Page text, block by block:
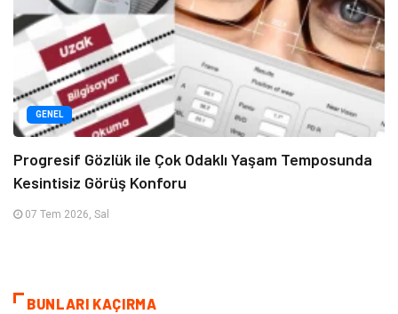
GENEL
Progresif Gözlük ile Çok Odaklı Yaşam Temposunda
Kesintisiz Görüş Konforu
07 Tem 2026, Sal
BUNLARI KAÇIRMA